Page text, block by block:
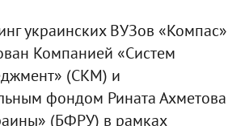
украинских ВУЗов «Компас»
Компанией «Систем
(СКМ) и
фондом Рината Ахметова
(БФРУ) в рамках